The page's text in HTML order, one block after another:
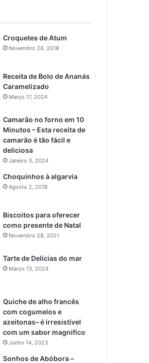
Croquetes de Atum
Novembro 26, 2018
Receita de Bolo de Ananás
Caramelizado
Março 17, 2024
Camarão no forno em 10
Minutos – Esta receita de
camarão é tão fácil e
deliciosa
Janeiro 3, 2024
Choquinhos à algarvia
Agosto 2, 2018
Biscoitos para oferecer
como presente de Natal
Novembro 28, 2021
Tarte de Delícias do mar
Março 13, 2024
Quiche de alho francês
com cogumelos e
azeitonas– é irresistível
com um sabor magnifico
Junho 14, 2023
Sonhos de Abóbora –